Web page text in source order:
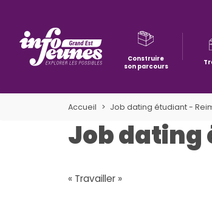
Construire
son parcours
Accueil Job dating étudiant -
Job dating
« Travailler »